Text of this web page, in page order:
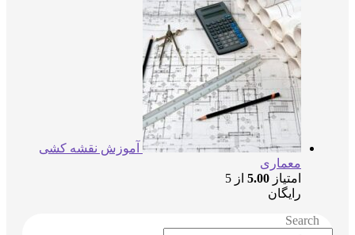
آموزش نقشه کشی
معماری
امتیاز 5.00 از 5
رایگان
Search